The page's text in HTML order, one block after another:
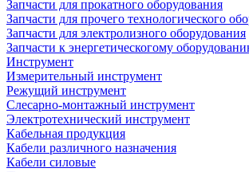
Запчасти для прокатного оборудования
Запчасти для прочего технологического
Запчасти для электролизного оборудования
Запчасти к энергетическогому
Инструмент
Измерительный инструмент
Режущий инструмент
Слесарно-монтажный инструмент
Электротехнический инструмент
Кабельная продукция
Кабели различного назначения
Кабели силовые